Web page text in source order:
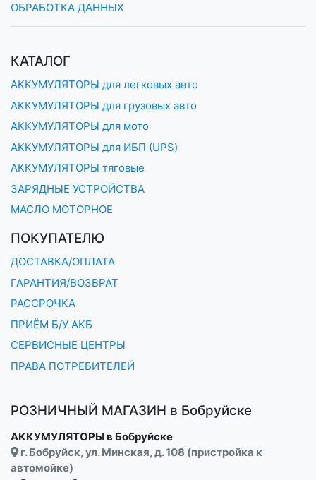
ОБРАБОТКА ДАННЫХ
КАТАЛОГ
АККУМУЛЯТОРЫ для легковых авто
АККУМУЛЯТОРЫ для грузовых авто
АККУМУЛЯТОРЫ для мото
АККУМУЛЯТОРЫ для ИБП (UPS)
АККУМУЛЯТОРЫ тяговые
ЗАРЯДНЫЕ УСТРОЙСТВА
МАСЛО МОТОРНОЕ
ПОКУПАТЕЛЮ
ДОСТАВКА/ОПЛАТА
ГАРАНТИЯ/ВОЗВРАТ
РАССРОЧКА
ПРИЁМ Б/У АКБ
СЕРВИСНЫЕ ЦЕНТРЫ
ПРАВА ПОТРЕБИТЕЛЕЙ
РОЗНИЧНЫЙ МАГАЗИН в Бобруйске
АККУМУЛЯТОРЫ в Бобруйске
г. Бобруйск, ул. Минская, д. 108 (пристройка к
автомойке)